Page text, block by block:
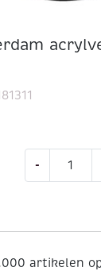
-
Amsterdam
vermiljoen
artikelen